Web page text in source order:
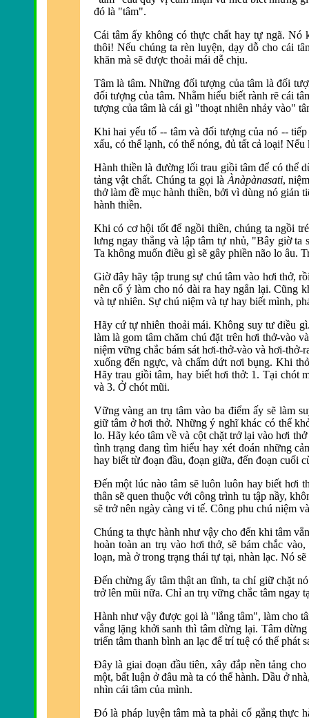
đó là "tâm".
Cái tâm ấy không có thực chất hay tự ngã.
thôi! Nếu chúng ta rèn luyện, dạy dỗ cho cái
khăn mà sẽ được thoải mái dễ chịu.
Tâm là tâm. Những đối tượng của tâm là đối
đối tượng của tâm. Nhằm hiểu biết rành rẽ cái
tượng của tâm là cái gì "thoạt nhiên nhảy vào"
Khi hai yếu tố -- tâm và đối tượng của nó --
xấu, có thể lạnh, có thể nóng, đủ tất cả loại! Nếu
Hành thiền là đường lối trau giồi tâm để có thể
tảng vật chất. Chúng ta gọi là Ànàpànasati,
thở làm đề mục hành thiền, bởi vì dùng nó giản
hành thiền.
Khi có cơ hội tốt để ngồi thiền, chúng ta ngồi
lưng ngay thẳng và lập tâm tự nhủ, "Bây giờ ta
Ta không muốn điều gìsẽ gây phiền não lo âu.
Giờ đâyhãy tập trung sự chú tâm vào hơi thở,
nên cố ý làm cho nó dài ra hay ngắn lại. Cũng
và tự nhiên. Sự chú niệm và tự hay biết mình,
Hãy cứ tự nhiên thoải mái.Không suy tư điều gì
làm là gom tâm chăm chú đặt trên hơi thở-vào
niệm vững chắc bám sát hơi-thở-vào và hơi-
xuống đến ngực, và chấm dứt nơi bụng. Khi
Hãy trau giồi tâm, hay biết hơi thở: 1. Tại
và 3. Ở chót mũi.
Vững vàng an trụ tâm vào ba điểm ấy sẽ làm
giữ tâm ở hơi thở. Những ý nghĩ khác có thể
lo. Hãy kéo tâm về và cột chặt trở lại vào hơi
tình trạng đang tìm hiểu hay xét đoán những
hay biết từ đoạn đầu, đoạn giữa, đến đoạn cuối
Ðến một lúc nào tâm sẽ luôn luôn hay biết hơi
thân sẽ quen thuộc với công trình tu tập nầy,
sẽ trở nên ngày càng vi tế. Công phu chú niệm
Chúng ta thực hành như vậy cho đến khi tâm
hoàn toàn an trụ vào hơi thở, sẽ bám chắc
loạn, mà ở trong trạng thái tự tại, nhàn lạc. Nó sẽ
Ðến chừng ấy tâm thật an tĩnh, ta chỉ giữ chặt
trở lên mũi nữa. Chỉ an trụ vững chắc tâm ngay
Hành như vậy được gọi là "lắng tâm", làm cho
vắng lặng khởi sanh thì tâm dừng lại. Tâm
triển tâm thanh bình an lạc để trí tuệ có thể phát
Ðây là giai đoạn đầu tiên, xây đắp nền tảng cho
một, bất luận ở đâu mà ta có thể hành. Dầu ở
nhìn cái tâm của mình.
Ðó là pháp luyện tâm mà ta phải cố gắng thực